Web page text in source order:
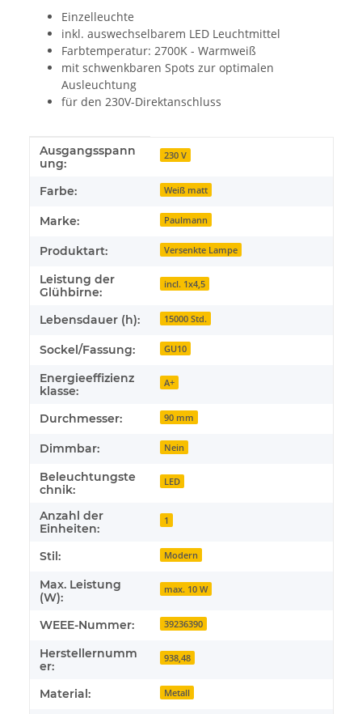
Einzelleuchte
inkl. auswechselbarem LED Leuchtmittel
Farbtemperatur: 2700K - Warmweiß
mit schwenkbaren Spots zur optimalen
Ausleuchtung
für den 230V-Direktanschluss
Produkteigenschaft
Wert
Ausgangsspann
ung:
230 V
Farbe: Weiß matt
Marke: Paulmann
Produktart: Versenkte Lampe
Leistung der
Glühbirne:
incl. 1x4,5
Lebensdauer (h): 15000 Std.
Sockel/Fassung: GU10
Energieeffizienz
klasse:
A+
Durchmesser: 90 mm
Dimmbar: Nein
Beleuchtungste
chnik:
LED
Anzahl der
Einheiten:
1
Stil: Modern
Max. Leistung
(W):
max. 10 W
WEEE-Nummer: 39236390
Herstellernumm
er:
938,48
Material: Metall